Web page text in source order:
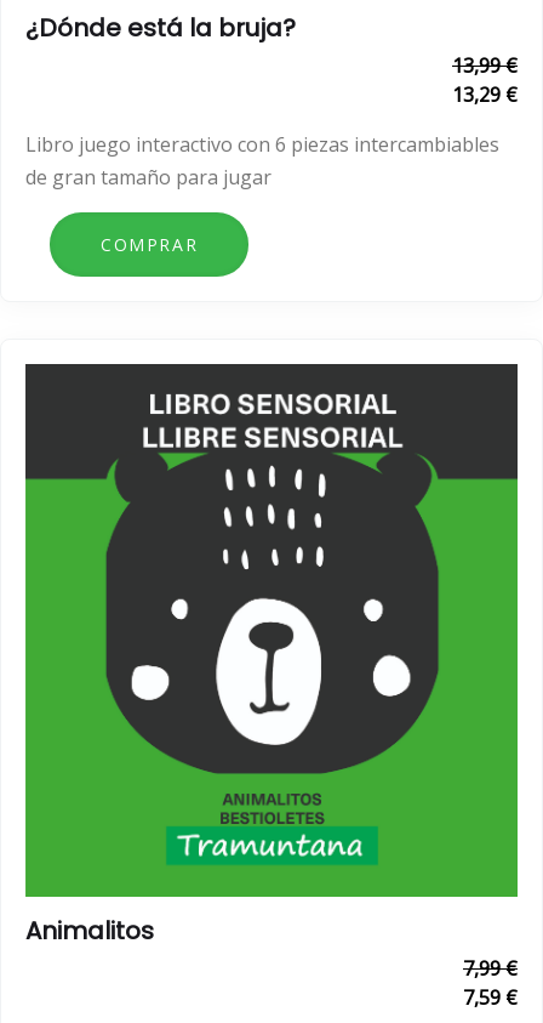
¿Dónde está la bruja?
13,99 €
13,29 €
Libro juego interactivo con 6 piezas intercambiables
de gran tamaño para jugar
Animalitos
7,99 €
7,59 €